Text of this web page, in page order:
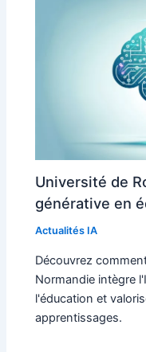
Université de
générative en
Actualités IA
Découvrez
Normandie intègre
l'éducation et
apprentissages.